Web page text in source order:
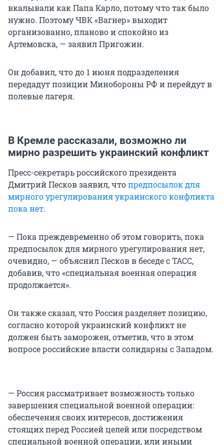
вкалывали как Папа Карло, потому что так было
нужно. Поэтому ЧВК «Вагнер» выходит
организованно, планово и спокойно из
Артемовска, — заявил Пригожин.
Он добавил, что до 1 июня подразделения
передадут позиции Минобороны РФ и перейдут в
полевые лагеря.
В Кремле рассказали, возможно ли
мирно разрешить украинский конфликт
Пресс-секретарь российского президента
Дмитрий Песков заявил, чтопредпосылок для
мирного урегулирования украинского конфликта
пока нет.
— Пока преждевременно об этом говорить, пока
предпосылок для мирного урегулирования нет,
очевидно, — объяснил Песков в беседе с ТАСС,
добавив, что «специальная военная операция
продолжается».
Он также сказал, что Россия разделяет позицию,
согласно которой украинский конфликт не
должен быть заморожен, отметив, что в этом
вопросе российские власти солидарны с Западом.
— Россия рассматривает возможность только
завершения специальной военной операции:
обеспечения своих интересов, достижения
стоящих перед Россией целей или посредством
специальной военной операции, или иными